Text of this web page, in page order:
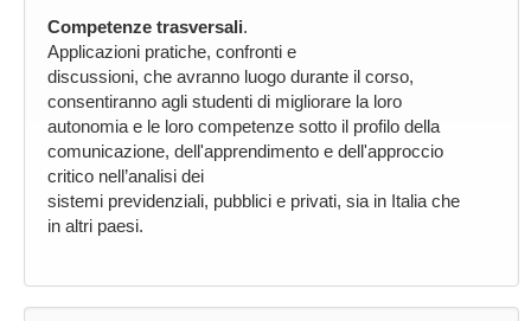
Competenze trasversali.
Applicazioni pratiche, confronti e
discussioni, che avranno luogo durante il corso,
consentiranno agli studenti di migliorare la loro
autonomia e le loro competenze sotto il profilo della
comunicazione, dell'apprendimento e dell'approccio
critico nell’analisi dei
sistemi previdenziali, pubblici e privati, sia in Italia che
in altri paesi.